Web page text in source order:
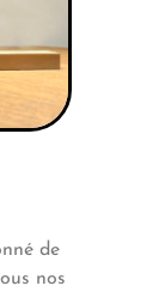
de
nos